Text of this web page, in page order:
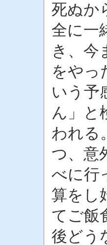
死ぬか
全に一
き、今
をやっ
いう予
ん」と
われる
つ、意
べに行
算をし
てご飯
後どう